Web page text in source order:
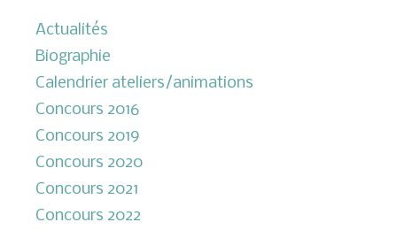
Actualités
Biographie
Calendrier ateliers/animations
Concours 2016
Concours 2019
Concours 2020
Concours 2021
Concours 2022